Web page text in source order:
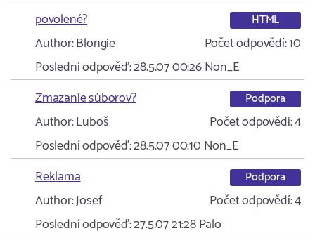
povolené?
HTML
Author:Blongie Počet odpovědí:10
Poslední odpověď:28.5.07 00:26Non_E
Zmazanie súborov?
Podpora
Author:Luboš Počet odpovědí:4
Poslední odpověď:28.5.07 00:10 Non_E
Reklama
Podpora
Author:Josef Počet odpovědí:4
Poslední odpověď:27.5.07 21:28Palo